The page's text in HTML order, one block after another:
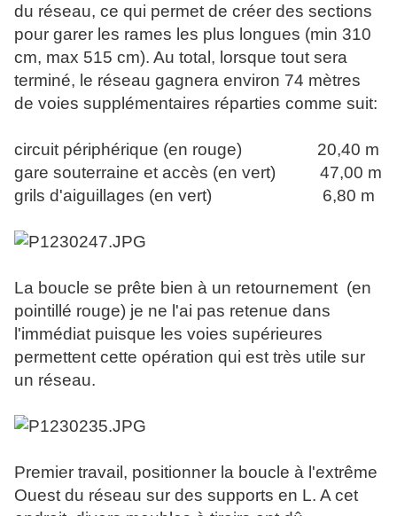
du réseau, ce qui permet de créer des sections
pour garer les rames les plus longues (min 310
cm, max 515 cm). Au total, lorsque tout sera
terminé, le réseau gagnera environ 74 mètres
de voies supplémentaires réparties comme suit:
circuit périphérique (en rouge) 20,40 m
gare souterraine et accès (en vert) 47,00 m
grils d'aiguillages (en vert) 6,80 m
La boucle se prête bien à un retournement (en
pointillé rouge) je ne l'ai pas retenue dans
l'immédiat puisque les voies supérieures
permettent cette opération qui est très utile sur
un réseau.
Premier travail, positionner la boucle à l'extrême
Ouest du réseau sur des supports en L. A cet